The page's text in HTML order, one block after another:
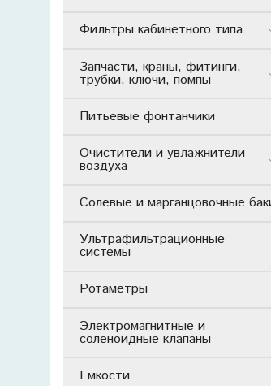
Фильтры кабинетного типа
Запчасти, краны, фитинги,
трубки, ключи, помпы
Питьевые фонтанчики
Очистители и увлажнители
воздуха
Солевые и марганцовочные
Ультрафильтрационные
системы
Ротаметры
Электромагнитные и
соленоидные клапаны
Емкости